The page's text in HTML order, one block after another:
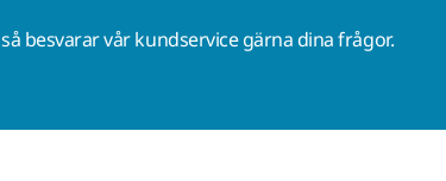
så besvarar vår kundservice gärna dina frågor.